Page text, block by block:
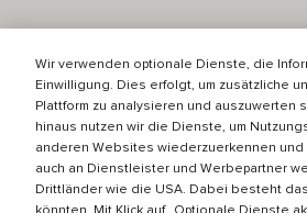
Betreuung zur
nicht die Identität
Care.com Europe
Wir verwenden optionale Dienste, die
Einwilligung. Dies erfolgt, um zusätzliche
Plattform zu analysieren und auszuwerten
hinaus nutzen wir die Dienste, um
anderen Websites wiederzuerkennen und
auch an Dienstleister und Werbepartner
Drittländer wie die USA. Dabei besteht